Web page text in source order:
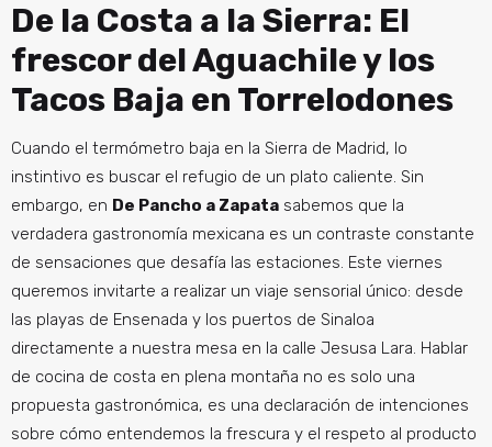
De la Costa a la Sierra: El
frescor del Aguachile y los
Tacos Baja en Torrelodones
Cuando el termómetro baja en la Sierra de Madrid, lo
instintivo es buscar el refugio de un plato caliente. Sin
embargo, en De Pancho a Zapata sabemos que la
verdadera gastronomía mexicana es un contraste constante
de sensaciones que desafía las estaciones. Este viernes
queremos invitarte a realizar un viaje sensorial único: desde
las playas de Ensenada y los puertos de Sinaloa
directamente a nuestra mesa en la calle Jesusa Lara. Hablar
de cocina de costa en plena montaña no es solo una
propuesta gastronómica, es una declaración de intenciones
sobre cómo entendemos la frescura y el respeto al producto